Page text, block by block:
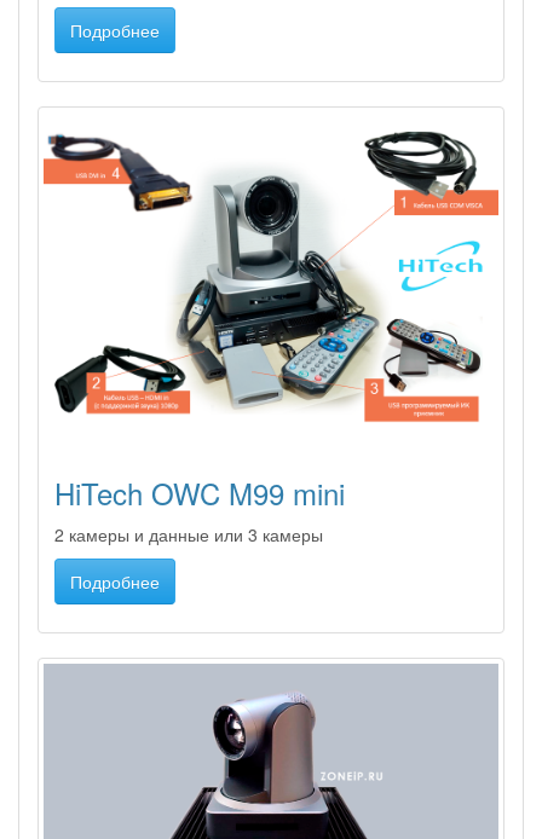
Подробнее
HiTech OWC M99 mini
2 камеры и данные или 3 камеры
Подробнее